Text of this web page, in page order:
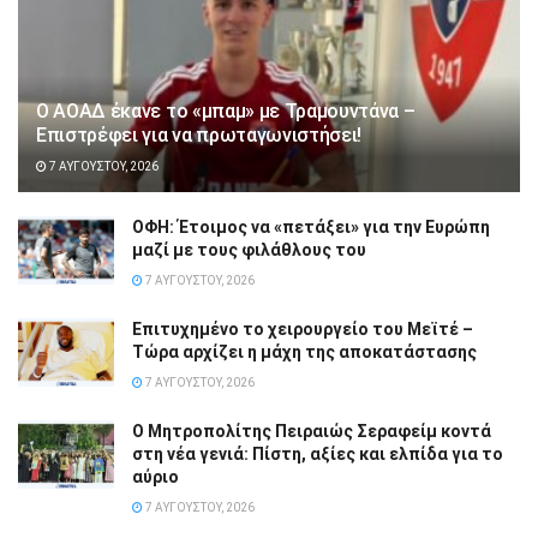
Ο ΑΟΑΔ έκανε το «μπαμ» με Τραμουντάνα –
Επιστρέφει για να πρωταγωνιστήσει!
7 ΑΥΓΟΎΣΤΟΥ, 2026
ΟΦΗ: Έτοιμος να «πετάξει» για την Ευρώπη
μαζί με τους φιλάθλους του
7 ΑΥΓΟΎΣΤΟΥ, 2026
Επιτυχημένο το χειρουργείο του Μεϊτέ –
Τώρα αρχίζει η μάχη της αποκατάστασης
7 ΑΥΓΟΎΣΤΟΥ, 2026
Ο Μητροπολίτης Πειραιώς Σεραφείμ κοντά
στη νέα γενιά: Πίστη, αξίες και ελπίδα για το
αύριο
7 ΑΥΓΟΎΣΤΟΥ, 2026